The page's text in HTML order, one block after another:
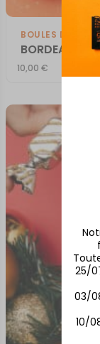
25/
03/
10/
BOULES DE NOËL
BORDEAUX
10,00 €